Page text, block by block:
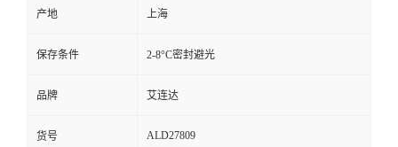
产地 上海
保存条件 2-8°C密封避光
品牌 艾连达
货号 ALD27809